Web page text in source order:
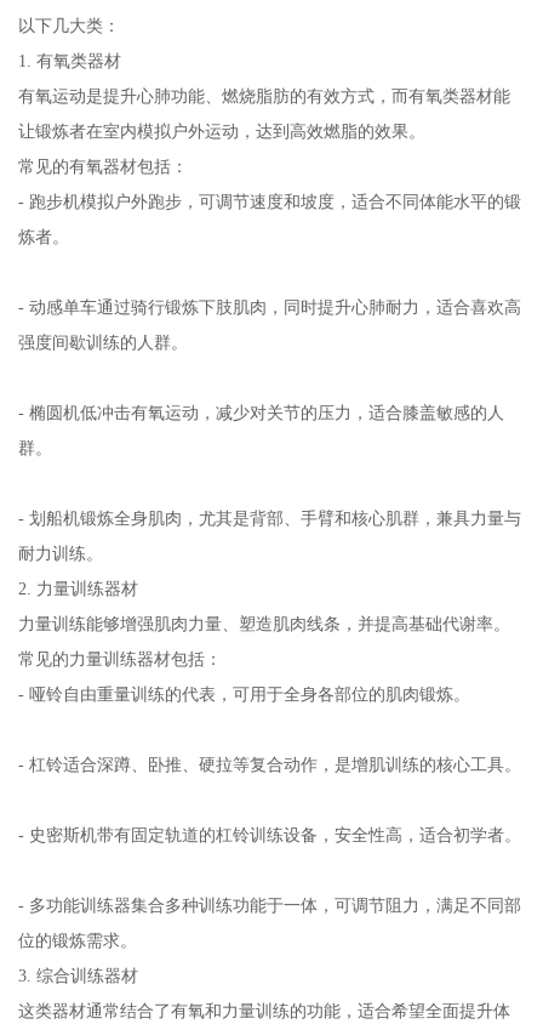
以下几大类：
1. 有氧类器材
有氧运动是提升心肺功能、燃烧脂肪的有效方式，而有氧类器材能
让锻炼者在室内模拟户外运动，达到高效燃脂的效果。
常见的有氧器材包括：
- 跑步机模拟户外跑步，可调节速度和坡度，适合不同体能水平的锻
炼者。
- 动感单车通过骑行锻炼下肢肌肉，同时提升心肺耐力，适合喜欢高
强度间歇训练的人群。
- 椭圆机低冲击有氧运动，减少对关节的压力，适合膝盖敏感的人
群。
- 划船机锻炼全身肌肉，尤其是背部、手臂和核心肌群，兼具力量与
耐力训练。
2. 力量训练器材
力量训练能够增强肌肉力量、塑造肌肉线条，并提高基础代谢率。
常见的力量训练器材包括：
- 哑铃自由重量训练的代表，可用于全身各部位的肌肉锻炼。
- 杠铃适合深蹲、卧推、硬拉等复合动作，是增肌训练的核心工具。
- 史密斯机带有固定轨道的杠铃训练设备，安全性高，适合初学者。
- 多功能训练器集合多种训练功能于一体，可调节阻力，满足不同部
位的锻炼需求。
3. 综合训练器材
这类器材通常结合了有氧和力量训练的功能，适合希望全面提升体